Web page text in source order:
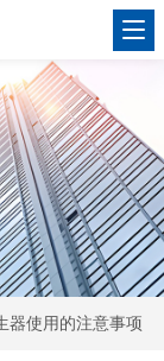
器使用的注意事项